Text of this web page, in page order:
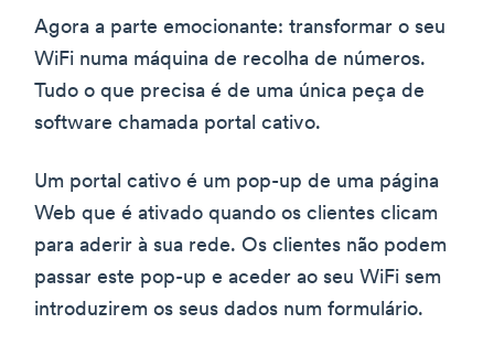
Agora a parte emocionante: transformar o seu
WiFi numa máquina de recolha de números.
Tudo o que precisa é de uma única peça de
software chamada portal cativo.
Um portal cativo é um pop-up de uma página
Web que é ativado quando os clientes clicam
para aderir à sua rede. Os clientes não podem
passar este pop-up e aceder ao seu WiFi sem
introduzirem os seus dados num formulário.